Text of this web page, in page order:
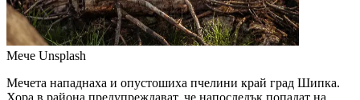
Мече Unsplash
Мечета нападнаха и опустошиха пчелини край град Шипка.